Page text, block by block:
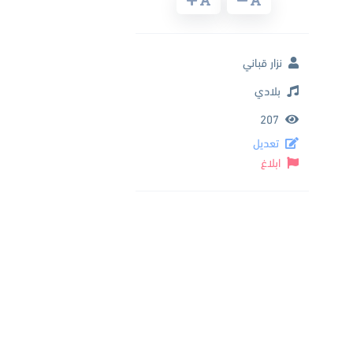
نزار قباني
بلادي
207
تعديل
ابلاغ